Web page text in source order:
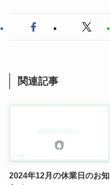
関連記事
2024年12月の休業日のお知